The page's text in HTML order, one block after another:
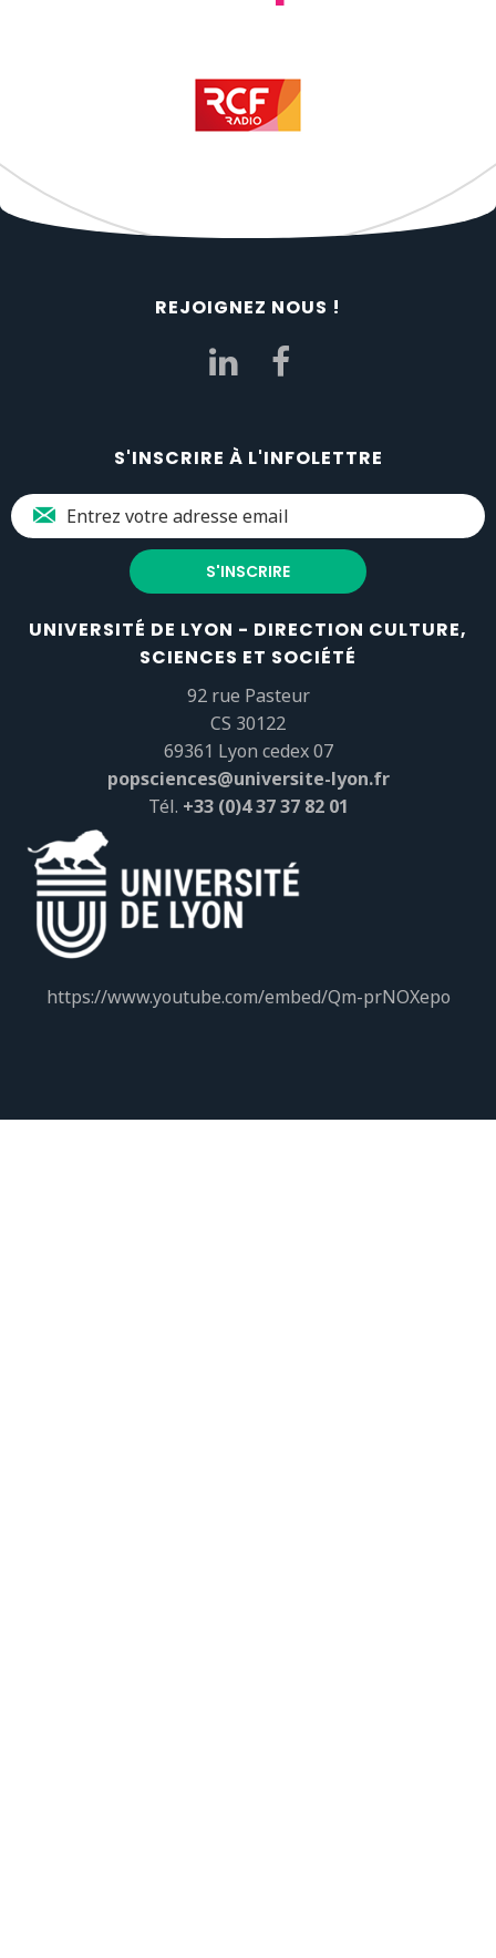
REJOIGNEZ NOUS !
S'INSCRIRE À L'INFOLETTRE
UNIVERSITÉ DE LYON - DIRECTION CULTURE,
SCIENCES ET SOCIÉTÉ
92 rue Pasteur
CS 30122
69361 Lyon cedex 07
popsciences@universite-lyon.fr
Tél. +33 (0)4 37 37 82 01
https://www.youtube.com/embed/Qm-prNOXepo